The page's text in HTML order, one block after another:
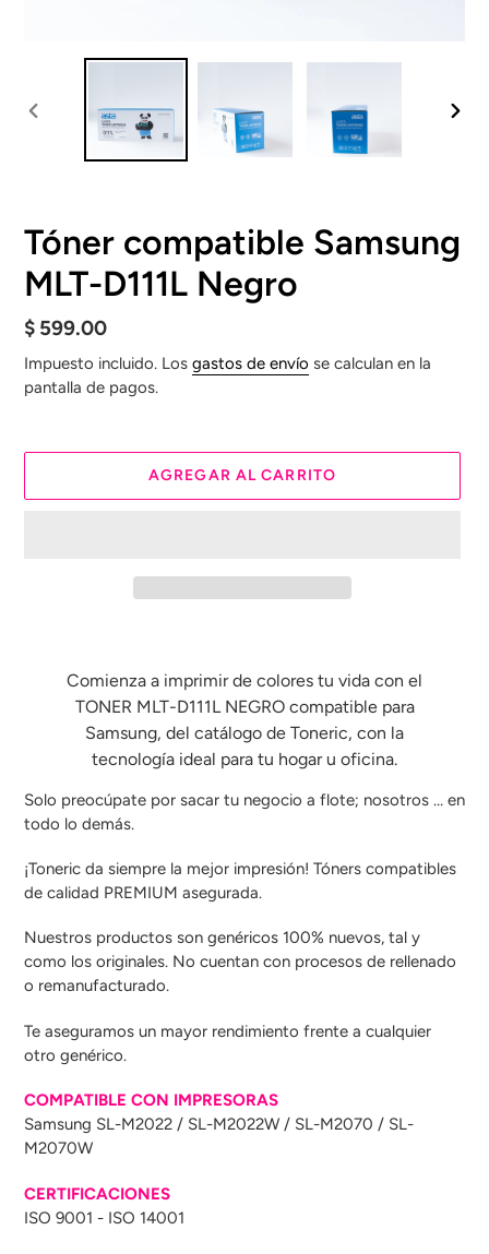
ANTERIOR
Tóner compatible Samsung
MLT-D111L Negro
Precio
habitual
$ 599.00
Impuesto incluido. Los gastos de envío se calculan en la
pantalla de pagos.
AGREGAR AL CARRITO
producto
compra
Comienza a imprimir de colores tu vida con el
TONER MLT-D111L NEGRO compatible para
Samsung, del catálogo de Toneric, con la
tecnología ideal para tu hogar u oficina.
Solo preocúpate por sacar tu negocio a flote; nosotros … en
todo lo demás.
¡Toneric da siempre la mejor impresión! Tóners compatibles
de calidad PREMIUM asegurada.
Nuestros productos son genéricos 100% nuevos, tal y
como los originales. No cuentan con procesos de rellenado
o remanufacturado.
Te aseguramos un mayor rendimiento frente a cualquier
otro genérico.
COMPATIBLE CON IMPRESORAS
Samsung SL-M2022 / SL-M2022W / SL-M2070 / SL-
M2070W
CERTIFICACIONES
ISO 9001 - ISO 14001